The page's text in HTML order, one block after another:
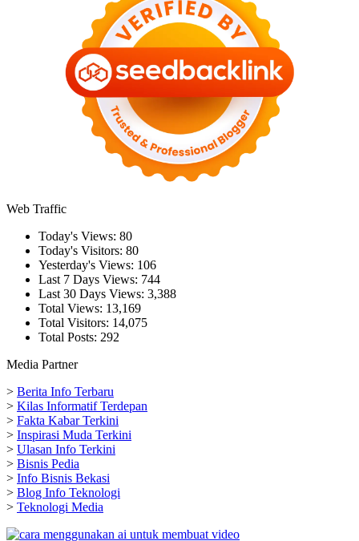
Web Traffic
Today's Views: 80
Today's Visitors: 80
Yesterday's Views: 106
Last 7 Days Views: 744
Last 30 Days Views: 3,388
Total Views: 13,169
Total Visitors: 14,075
Total Posts: 292
Media Partner
> Berita Info Terbaru
> Kilas Informatif Terdepan
> Fakta Kabar Terkini
> Inspirasi Muda Terkini
> Ulasan Info Terkini
> Bisnis Pedia
> Info Bisnis Bekasi
> Blog Info Teknologi
> Teknologi Media